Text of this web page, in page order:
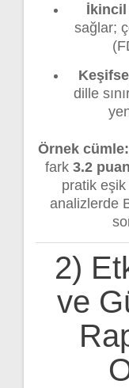
İkincil
sağlar;
dille
Örnek cümle:
fark 3.2 puan
pratik eşik
analizlerde
2)
ve